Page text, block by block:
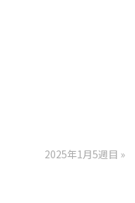
2025年1月5週目 »